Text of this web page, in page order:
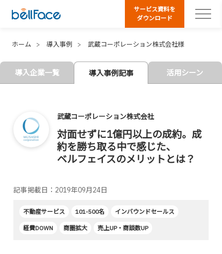
サービス資料を
ダウンロード
ホーム 導入事例 武蔵コーポレーション株式会社様
導入企業一覧 導入事例記事 活用シーン
武蔵コーポレーション株式会社
対面せずに1億円以上の成約。成
約を勝ち取る中で感じた、
ベルフェイスのメリットとは？
記事掲載日：2019年09月24日
不動産サービス 101-500名 インバウンドセールス
経費DOWN 商圏拡大 売上UP・商談数UP